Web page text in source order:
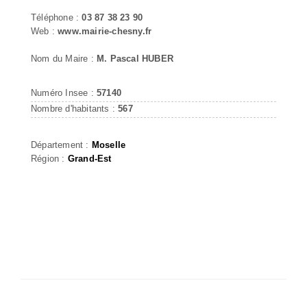
Téléphone :03 87 38 23 90
Web :www.mairie-chesny.fr
Nom du Maire : M. Pascal HUBER
Numéro Insee : 57140
Nombre d'habitants :567
Département : Moselle
Région : Grand-Est